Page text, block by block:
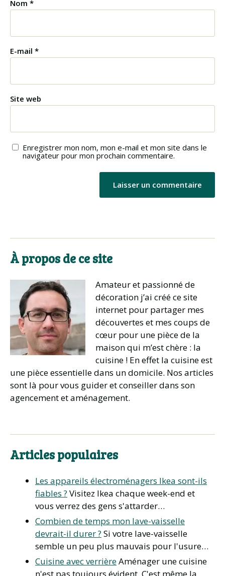
Nom *
E-mail *
Site web
Enregistrer mon nom, mon e-mail et mon site dans le
navigateur pour mon prochain commentaire.
À propos de ce site
Amateur et passionné de
décoration j’ai créé ce site
internet pour partager mes
découvertes et mes coups de
cœur pour une pièce de la
maison qui m’est chère : la
cuisine ! En effet la cuisine est
une pièce essentielle dans un domicile. Nos articles
sont là pour vous guider et conseiller dans son
agencement et aménagement.
Articles populaires
Les appareils électroménagers Ikea sont-ils
fiables ? Visitez Ikea chaque week-end et
vous verrez des gens s'attarder…
Combien de temps mon lave-vaisselle
devrait-il durer ? Si votre lave-vaisselle
semble un peu plus mauvais pour l'usure…
Cuisine avec verrièreAménager une cuisine
n'est pas toujours évident. C'est même la…